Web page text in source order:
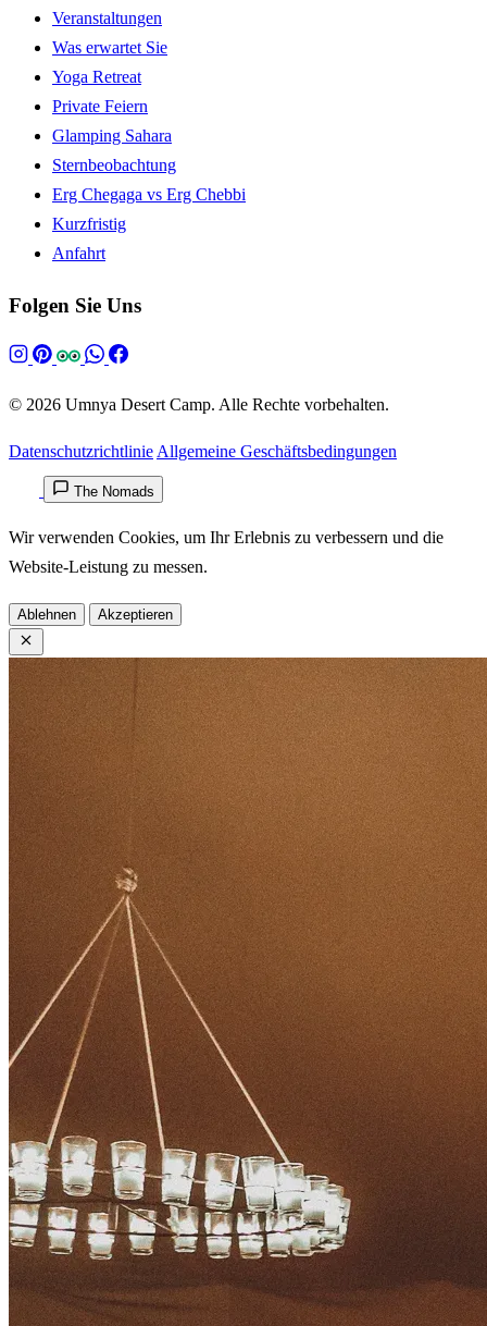
Veranstaltungen
Was erwartet Sie
Yoga Retreat
Private Feiern
Glamping Sahara
Sternbeobachtung
Erg Chegaga vs Erg Chebbi
Kurzfristig
Anfahrt
Folgen Sie Uns
© 2026 Umnya Desert Camp. Alle Rechte vorbehalten.
Datenschutzrichtlinie Allgemeine Geschäftsbedingungen
The Nomads
Wir verwenden Cookies, um Ihr Erlebnis zu verbessern und die
Website-Leistung zu messen.
Ablehnen Akzeptieren